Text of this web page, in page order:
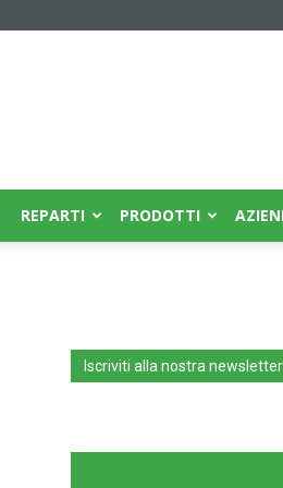
REPARTI PRODOTTI
Iscriviti alla nostra newsletter